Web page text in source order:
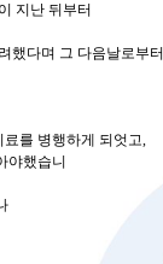
지난 뒤부터
했다며 그 다음날로부터
를 병행하게 되엇고,
야했습니